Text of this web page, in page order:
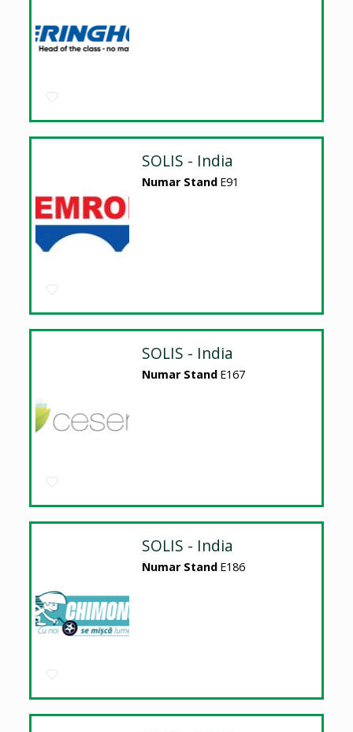
SOLIS - India
Numar Stand E91
SOLIS - India
Numar Stand E167
SOLIS - India
Numar Stand E186